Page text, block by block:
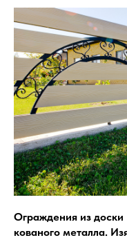
Ограждения из
кованого металла.